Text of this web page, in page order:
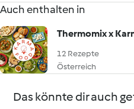
Auch enthalten in
Thermomix x
12 Rezepte
Österreich
Das könnte dir auch